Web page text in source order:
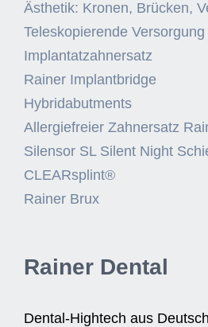
Ästhetik: Kronen, Brücken,
Teleskopierende Versorgung
Implantatzahnersatz
Rainer Implantbridge
Hybridabutments
Allergiefreier Zahnersatz
Silensor SL Silent Night
CLEARsplint®
Rainer Brux
Rainer Dental
Dental-Hightech aus